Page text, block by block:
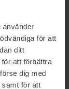
använder
för att
ditt
att förbättra
dig med
samt för att
hårpleje. Vi er
vi lige nu kan
et opdateret